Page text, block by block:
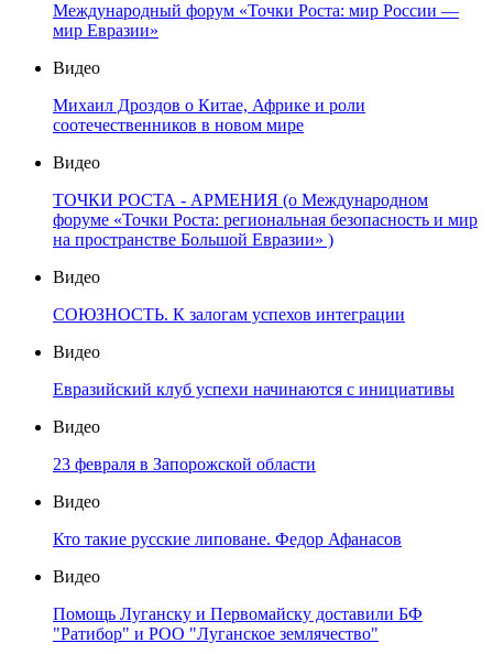
Международный форум «Точки Роста: мир России —
мир Евразии»
Видео
Михаил Дроздов о Китае, Африке и роли
соотечественников в новом мире
Видео
ТОЧКИ РОСТА - АРМЕНИЯ (о Международном
форуме «Точки Роста: региональная безопасность и мир
на пространстве Большой Евразии» )
Видео
СОЮЗНОСТЬ. К залогам успехов интеграции
Видео
Евразийский клуб успехи начинаются с инициативы
Видео
23 февраля в Запорожской области
Видео
Кто такие русские липоване. Федор Афанасов
Видео
Помощь Луганску и Первомайску доставили БФ
"Ратибор" и РОО "Луганское землячество"